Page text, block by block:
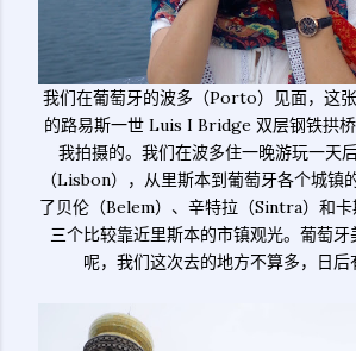
我们在葡萄牙的波多（Porto）见面，这
的路易斯一世 Luis I Bridge 双层钢铁拱
我拍摄的。我们在波多住一晚游玩一天
（Lisbon），从里斯本到葡萄牙各个城镇
了贝伦（Belem）、辛特拉（Sintra）和卡
三个比较靠近里斯本的市镇观光。葡萄牙
呢，我们这次去的地方不算多，日后